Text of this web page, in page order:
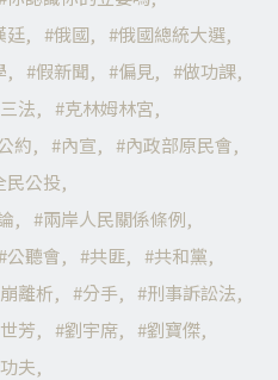
廷 俄國
俄國總統大選
假新聞 偏見
做功課
法
克林姆林宮
約 內宣
內政部原民會
民公投
兩岸人民關係條例
公聽會 共匪
共和黨
離析 分手
刑事訴訟法
芳 劉宇席
劉寶傑
功夫